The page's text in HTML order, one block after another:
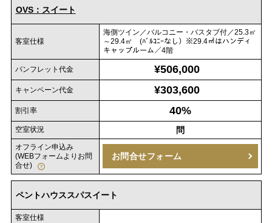
OVS：スイート
客室仕様
海側ツイン／バルコニー・バスタブ付／25.3㎡
～29.4㎡ (ﾊﾞﾙｺﾆｰなし）※29.4㎡はハンディ
キャップルーム／4階
パンフレット代金 ¥506,000
キャンペーン代金 ¥303,600
割引率 40%
空室状況 問
オフライン申込み
(WEBフォームよりお問
合せ)
お問合せフォーム
ペントハウススパスイート
客室仕様